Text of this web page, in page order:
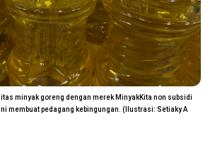
minyak goreng dengan merek MinyakKita non subsidi
membuat pedagang kebingungan. (Ilustrasi: Setiaky A